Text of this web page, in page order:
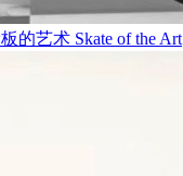
的艺术 Skate of the Art